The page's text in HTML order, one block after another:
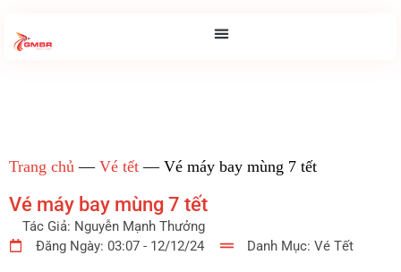
Trang chủ — Vé tết — Vé máy bay mùng 7 tết
Vé máy bay mùng 7 tết
Tác Giả: Nguyễn Mạnh Thưởng
Đăng Ngày: 03:07 - 12/12/24 Danh Mục: Vé Tết